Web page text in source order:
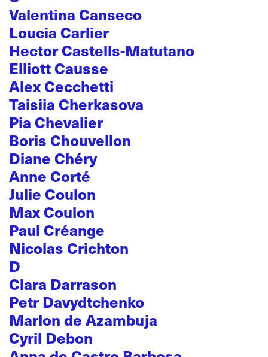
Valentina Canseco
Loucia Carlier
Hector Castells-Matutano
Elliott Causse
Alex Cecchetti
Taisiia Cherkasova
Pia Chevalier
Boris Chouvellon
Diane Chéry
Anne Corté
Julie Coulon
Max Coulon
Paul Créange
Nicolas Crichton
D
Clara Darrason
Petr Davydtchenko
Marlon de Azambuja
Cyril Debon